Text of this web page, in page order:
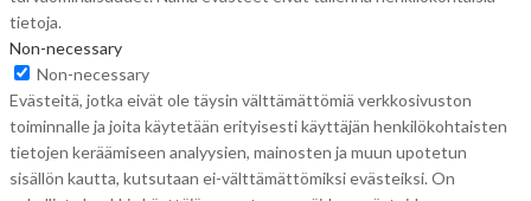
tietoja.
Non-necessary
Non-necessary
Evästeitä, jotka eivät ole täysin välttämättömiä verkkosivuston
toiminnalle ja joita käytetään erityisesti käyttäjän henkilökohtaisten
tietojen keräämiseen analyysien, mainosten ja muun upotetun
sisällön kautta, kutsutaan ei-välttämättömiksi evästeiksi. On